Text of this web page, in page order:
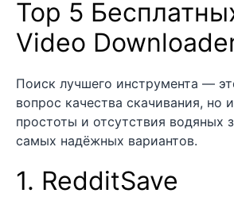
Top 5
Video
Поиск лучшего инструмента —
вопрос качества скачивания, но
простоты и отсутствия водяных
самых надёжных вариантов.
1. RedditSave